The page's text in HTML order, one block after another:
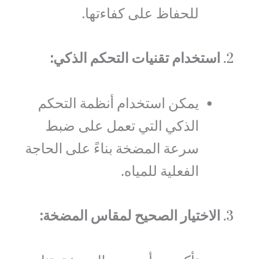
للحفاظ على كفاءتها.
استخدام تقنيات التحكم الذكي:
يمكن استخدام أنظمة التحكم
الذكي التي تعمل على ضبط
سرعة المضخة بناءً على الحاجة
الفعلية للمياه.
الاختيار الصحيح لمقاس المضخة: